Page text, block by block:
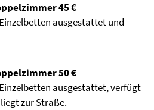
45 €
ausgestattet und
50 €
ausgestattet, verfügt
zur Straße.